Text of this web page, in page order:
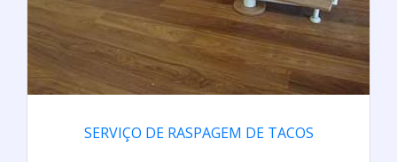
SERVIÇO DE RASPAGEM DE TACOS